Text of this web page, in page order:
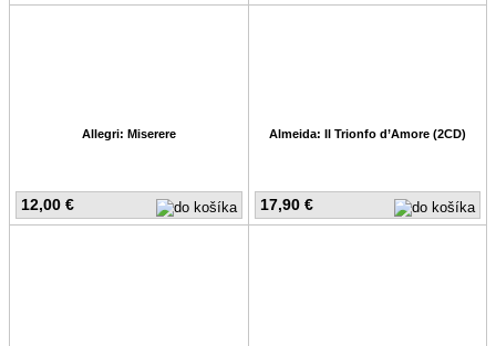
12,00 €
Allegri: Miserere
17,90 €
Almeida: Il Trionfo d’Amore (2CD)